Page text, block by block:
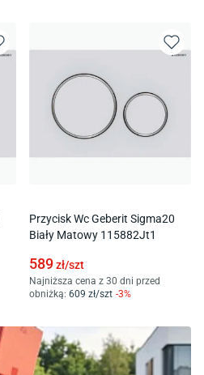
Przycisk Wc Geberit Sigma20
Biały Matowy 115882Jt1
589zł/szt
Najniższa cena z 30 dni przed
obniżką: 609 zł/szt -3%